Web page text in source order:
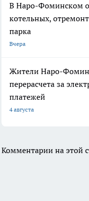
В Наро-Фоминском
котельных,
парка
Вчера
Жители Наро-
перерасчета за
платежей
4 августа
Комментарии на этой